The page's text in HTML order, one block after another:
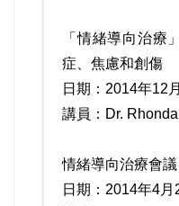
「情緒導向治
症、焦慮和創傷
日期：2014年12
講員：Dr.
情緒導向治療會
日期：2014年4月